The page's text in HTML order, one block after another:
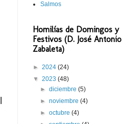
Salmos
Homilías de Domingos y
Festivos (D. José Antonio
Zabaleta)
► 2024 (24)
▼ 2023 (48)
►diciembre(5)
►noviembre(4)
►octubre(4)